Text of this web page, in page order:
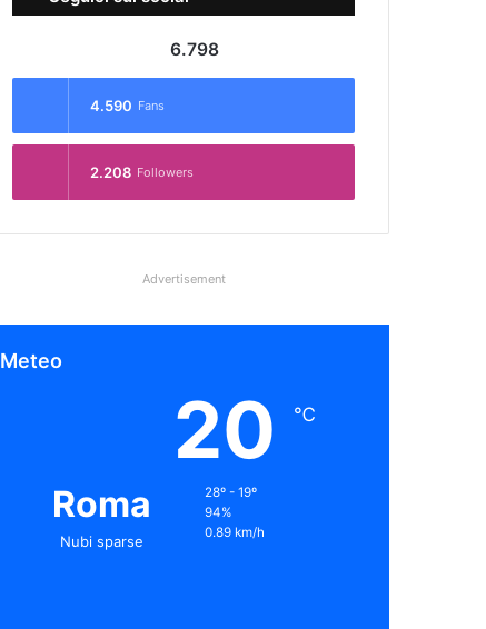
6.798
4.590 Fans
2.208 Followers
Advertisement
Meteo
Roma
Nubi sparse
20 ℃
28º - 19º
94%
0.89 km/h